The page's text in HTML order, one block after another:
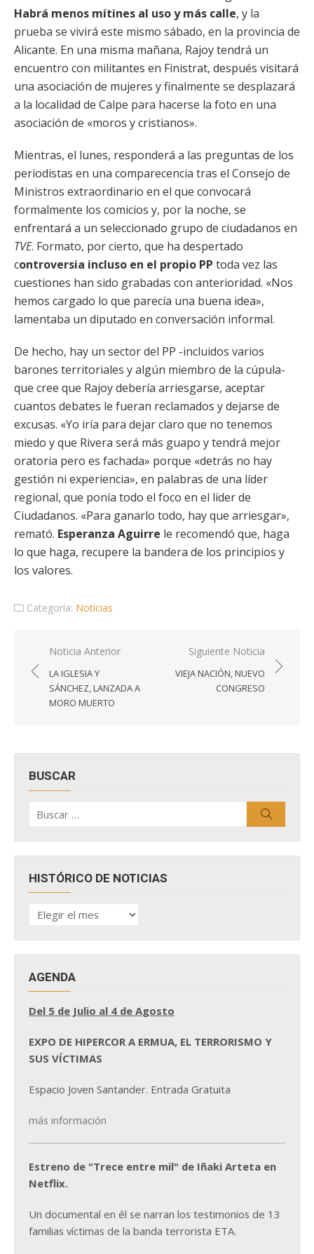
Habrá menos mítines al uso y más calle, y la
prueba se vivirá este mismo sábado, en la provincia de
Alicante. En una misma mañana, Rajoy tendrá un
encuentro con militantes en Finistrat, después visitará
una asociación de mujeres y finalmente se desplazará
a la localidad de Calpe para hacerse la foto en una
asociación de «moros y cristianos».
Mientras, el lunes, responderá a las preguntas de los
periodistas en una comparecencia tras el Consejo de
Ministros extraordinario en el que convocará
formalmente los comicios y, por la noche, se
enfrentará a un seleccionado grupo de ciudadanos en
TVE. Formato, por cierto, que ha despertado
controversia incluso en el propio PP toda vez las
cuestiones han sido grabadas con anterioridad. «Nos
hemos cargado lo que parecía una buena idea»,
lamentaba un diputado en conversación informal.
De hecho, hay un sector del PP -incluidos varios
barones territoriales y algún miembro de la cúpula-
que cree que Rajoy debería arriesgarse, aceptar
cuantos debates le fueran reclamados y dejarse de
excusas. «Yo iría para dejar claro que no tenemos
miedo y que Rivera será más guapo y tendrá mejor
oratoria pero es fachada» porque «detrás no hay
gestión ni experiencia», en palabras de una líder
regional, que ponía todo el foco en el líder de
Ciudadanos. «Para ganarlo todo, hay que arriesgar»,
remató. Esperanza Aguirre le recomendó que, haga
lo que haga, recupere la bandera de los principios y
los valores.
Categoría: Noticias
Navegación
de
entradas
Noticia Anterior
LA IGLESIA Y
SÁNCHEZ, LANZADA A
MORO MUERTO
Siguiente Noticia
VIEJA NACIÓN, NUEVO
CONGRESO
BUSCAR
por:
HISTÓRICO DE NOTICIAS
HISTÓRICO
DE
AGENDA
Del 5 de Julio al 4 de Agosto
EXPO DE HIPERCOR A ERMUA, EL TERRORISMO Y
SUS VÍCTIMAS
Espacio Joven Santander. Entrada Gratuita
más información
Estreno de "Trece entre mil" de Iñaki Arteta en
Netflix.
Un documental en él se narran los testimonios de 13
familias víctimas de la banda terrorista ETA.